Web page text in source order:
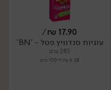
17.90
₪
/
עוגיות סנדוויץ פטל - 'BN'
285 גרם
6.28 ₪ ל-100 גרם